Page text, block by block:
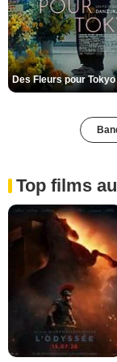
Top films